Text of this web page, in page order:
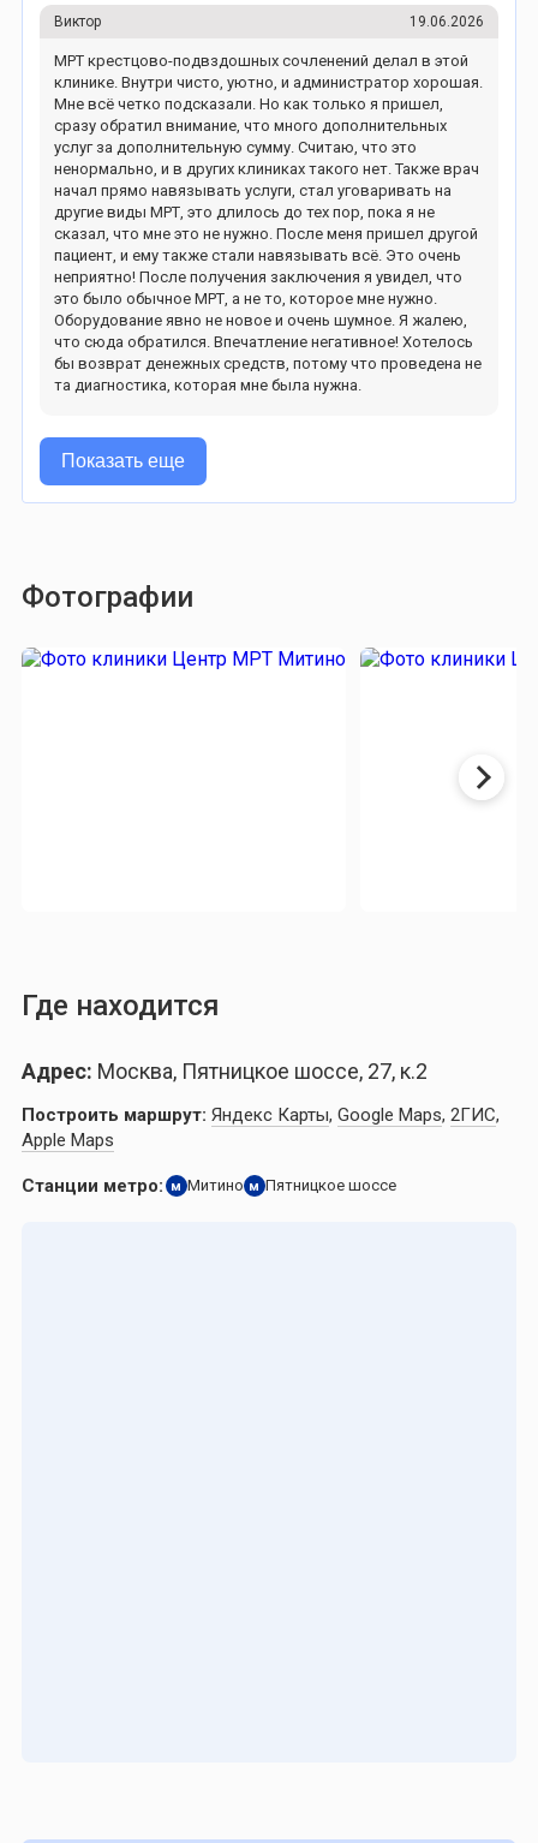
Виктор 19.06.2026
МРТ крестцово-подвздошных сочленений делал в этой
клинике. Внутри чисто, уютно, и администратор хорошая.
Мне всё четко подсказали. Но как только я пришел,
сразу обратил внимание, что много дополнительных
услуг за дополнительную сумму. Считаю, что это
ненормально, и в других клиниках такого нет. Также врач
начал прямо навязывать услуги, стал уговаривать на
другие виды МРТ, это длилось до тех пор, пока я не
сказал, что мне это не нужно. После меня пришел другой
пациент, и ему также стали навязывать всё. Это очень
неприятно! После получения заключения я увидел, что
это было обычное МРТ, а не то, которое мне нужно.
Оборудование явно не новое и очень шумное. Я жалею,
что сюда обратился. Впечатление негативное! Хотелось
бы возврат денежных средств, потому что проведена не
та диагностика, которая мне была нужна.
Показать еще
Фотографии
Где находится
Адрес: Москва, Пятницкое шоссе, 27, к.2
Построить маршрут: Яндекс Карты, Google Maps, 2ГИС,
Apple Maps
Станции метро: м Митино м Пятницкое шоссе